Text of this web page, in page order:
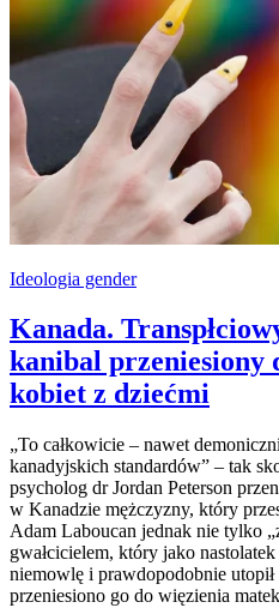
Ideologia gender
Kanada.
kanibal przeniesiony
kobiet z dziećmi
„To całkowicie – nawet
kanadyjskich standardów” – tak
psycholog dr Jordan Peterson
w Kanadzie mężczyzny, który
Adam Laboucan jednak nie tylko
gwałcicielem, który jako nastolatek
niemowlę i prawdopodobnie
przeniesiono go do więzienia